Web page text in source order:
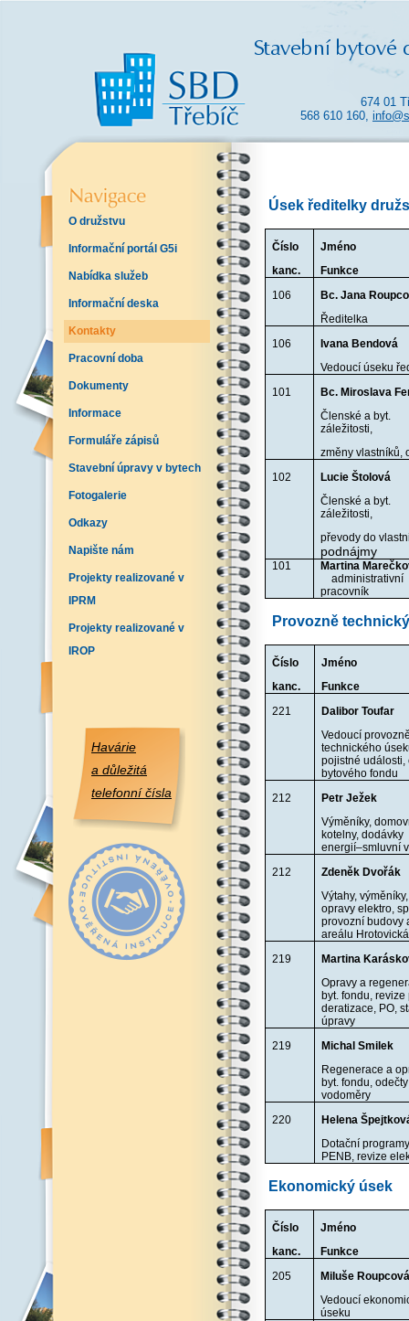
674 01
568 610 160,
O družstvu
Informační portál G5i
Nabídka služeb
Informační deska
Kontakty
Pracovní doba
Dokumenty
Informace
Formuláře zápisů
Stavební úpravy v bytech
Fotogalerie
Odkazy
Napište nám
Projekty realizované v
IPRM
Projekty realizované v
IROP
Havárie
a důležitá
telefonní čísla
Úsek ředitelky
Číslo
kanc.
Jméno
Funkce
106
Bc. Jana
Ředitelka
106
Ivana Bendová
Vedoucí úseku
101
Bc. Miroslava
Členské a byt.
záležitosti,
změny vlastníků,
102
Lucie Štolová
Členské a byt.
záležitosti,
převody do
podnájmy
101
Martina
administrativní
pracovník
Provozně
Číslo
kanc.
Jméno
Funkce
221
Dalibor Toufar
Vedoucí
technického
pojistné události,
bytového fondu
212
Petr Ježek
Výměníky,
kotelny, dodávky
energií–smluvní
212
Zdeněk Dvořák
Výtahy, výměníky,
opravy elektro,
provozní budovy
areálu Hrotovická
219
Martina
Opravy a
byt. fondu, revize
deratizace, PO,
úpravy
219
Michal Smilek
Regenerace a
byt. fondu,
vodoměry
220
Helena
Dotační
PENB, revize
Ekonomický úsek
Číslo
kanc.
Jméno
Funkce
205
Miluše
Vedoucí
úseku